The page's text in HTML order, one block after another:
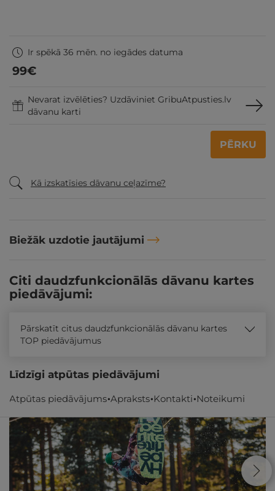
Ir spēkā 36 mēn. no iegādes datuma
99€
Nevarat izvēlēties? Uzdāviniet GribuAtpusties.lv
dāvanu karti
PĒRKU
Kā izskatīsies dāvanu ceļazīme?
Biežāk uzdotie jautājumi
Atpūtas piedāvājums Apraksts Kontakti Noteikumi
Citi daudzfunkcionālās dāvanu kartes
piedāvājumi:
Pārskatīt citus daudzfunkcionālās dāvanu kartes
TOP piedāvājumus
Līdzīgi atpūtas piedāvājumi